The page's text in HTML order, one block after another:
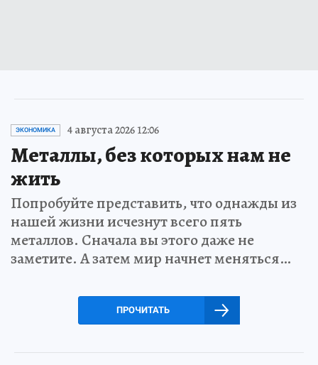
ЭКОНОМИКА 4 августа 2026 12:06
Металлы, без которых нам не
жить
Попробуйте представить, что однажды из
нашей жизни исчезнут всего пять
металлов. Сначала вы этого даже не
заметите. А затем мир начнет меняться…
ПРОЧИТАТЬ